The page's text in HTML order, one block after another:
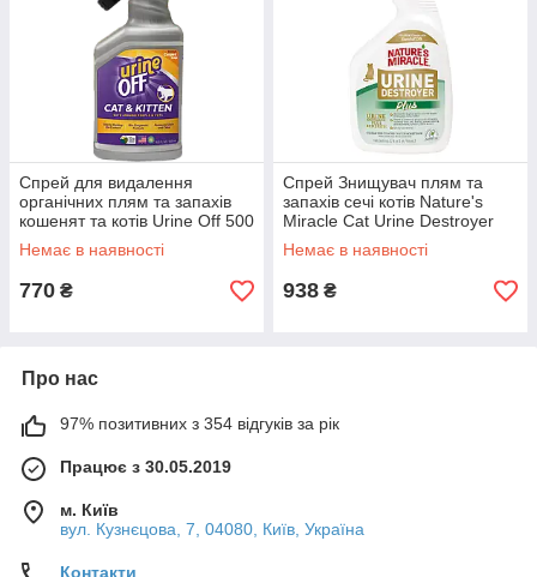
Спрей для видалення
органічних плям та запахів
кошенят та котів Urine Off 500
мл
Немає в наявності
770 ₴
Спрей Знищувач плям та
запахів сечі котів Nature's
Miracle Cat Urine Destroyer
Pour 946 мл
Немає в наявності
938 ₴
Про нас
97% позитивних з 354 відгуків за рік
Працює з 30.05.2019
м. Київ
вул. Кузнєцова, 7, 04080, Київ, Україна
Контакти